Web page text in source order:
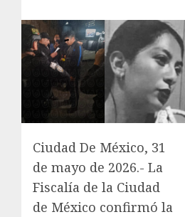
Ciudad De México, 31
de mayo de 2026.- La
Fiscalía de la Ciudad
de México confirmó la